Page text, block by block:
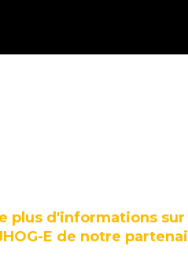
plus d'informations
E de notre